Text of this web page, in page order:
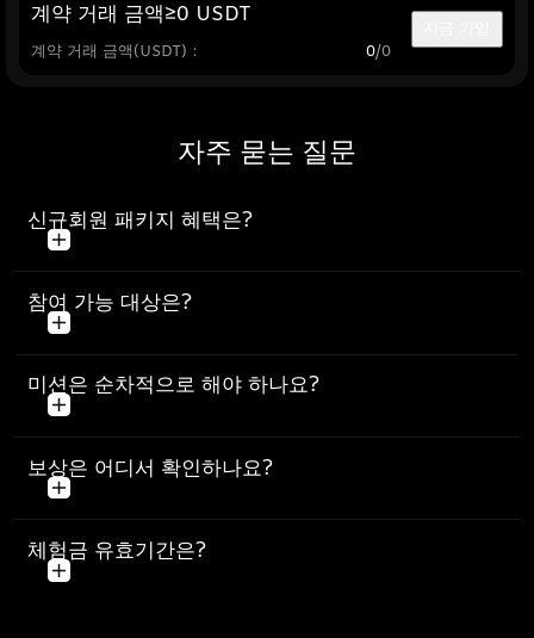
계약 거래 금액≥0 USDT
계약 거래 금액(USDT)： 0/0
자주 묻는 질문
신규회원 패키지 혜택은?
참여 가능 대상은?
미션은 순차적으로 해야 하나요?
보상은 어디서 확인하나요?
체험금 유효기간은?